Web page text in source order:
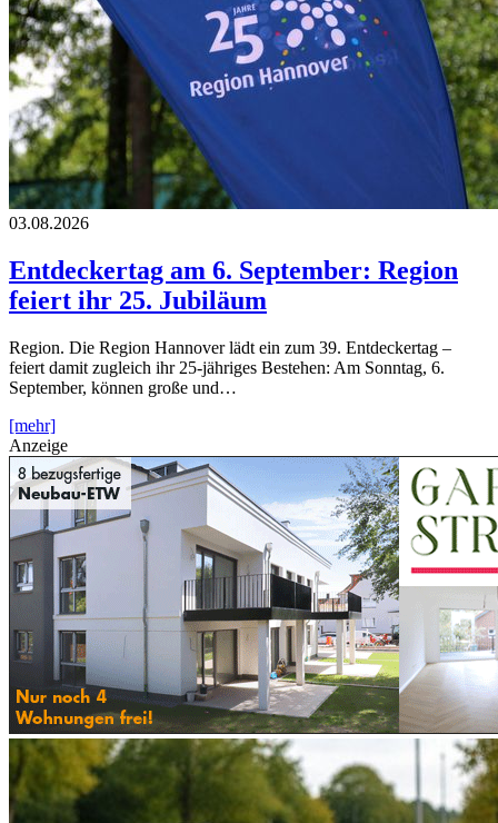
03.08.2026
Entdeckertag am 6. September: Region
feiert ihr 25. Jubiläum
Region. Die Region Hannover lädt ein zum 39. Entdeckertag –
feiert damit zugleich ihr 25-jähriges Bestehen: Am Sonntag, 6.
September, können große und…
[mehr]
Anzeige